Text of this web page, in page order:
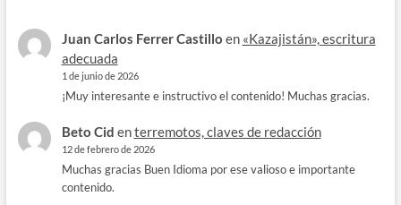
Juan Carlos Ferrer Castillo en «Kazajistán», escritura
adecuada
1 de junio de 2026
¡Muy interesante e instructivo el contenido! Muchas gracias.
Beto Cid enterremotos, claves de redacción
12 de febrero de 2026
Muchas gracias Buen Idioma por ese valioso e importante
contenido.